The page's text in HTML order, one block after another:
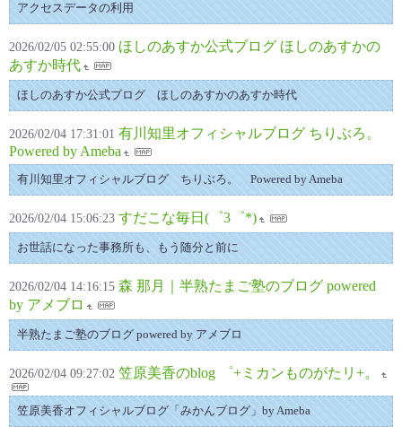
アクセスデータの利用
2026/02/05 02:55:00 ほしのあすか公式ブログ ほしのあすかの
あすか時代
ほしのあすか公式ブログ ほしのあすかのあすか時代
2026/02/04 17:31:01 有川知里オフィシャルブログ ちりぶろ。
Powered by Ameba
有川知里オフィシャルブログ ちりぶろ。 Powered by Ameba
2026/02/04 15:06:23 すだこな毎日(゜3゜*)
お世話になった事務所も、もう随分と前に
2026/02/04 14:16:15 森 那月｜半熟たまご塾のブログ powered
by アメブロ
半熟たまご塾のブログ powered by アメブロ
2026/02/04 09:27:02 笠原美香のblog ゜+ミカンものがたリ+。
笠原美香オフィシャルブログ「みかんブログ」by Ameba